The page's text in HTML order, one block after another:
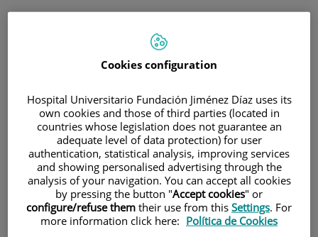
Plan de Igualdad
Actualización de datos a 04/05/2026
Un plan de igualdad es un conjunto ordenado de medidas
evaluables, adoptadas después de realizar un diagnóstico de
situación, tendentes a alcanzar en la empresa la igualdad de trato y
de oportunidades entre mujeres y hombres y a eliminar la
discriminación por razón de sexo.
Así, los planes de igualdad fijarán los objetivos concretos, las
Cookies configuration
Hospital Universitario Fundación Jiménez Díaz uses its
own cookies and those of third parties (located in
countries whose legislation does not guarantee an
adequate level of data protection) for user
authentication, statistical analysis, improving services
and showing personalised advertising through the
analysis of your navigation. You can accept all cookies
by pressing the button "Accept cookies" or
configure/refuse them their use from this Settings. For
more information click here: Política de Cookies